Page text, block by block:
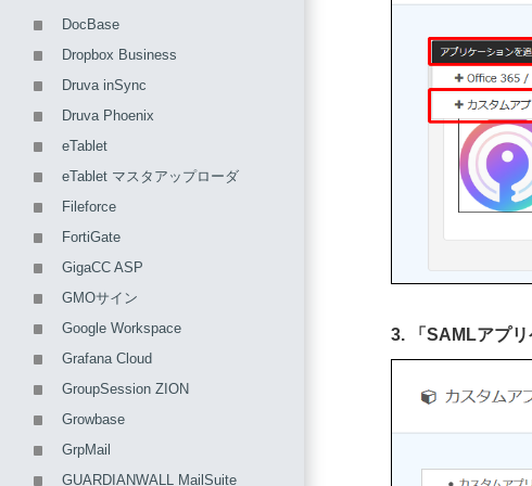
3. 「SAMLアプ
DocBase
Dropbox Business
Druva inSync
Druva Phoenix
eTablet
eTablet マスタアップローダ
Fileforce
FortiGate
GigaCC ASP
GMOサイン
Google Workspace
Grafana Cloud
GroupSession ZION
Growbase
GrpMail
GUARDIANWALL MailSuite